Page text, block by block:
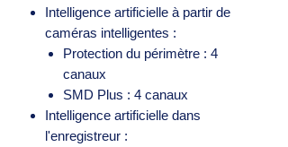
Intelligence artificielle à partir de
caméras intelligentes :
Protection du périmètre : 4
canaux
SMD Plus : 4 canaux
Intelligence artificielle dans
l'enregistreur :